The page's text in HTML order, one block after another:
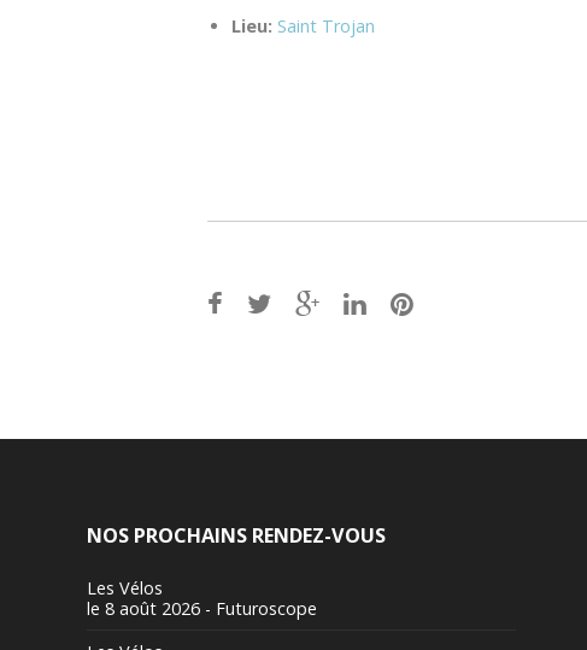
Lieu: Saint Trojan
NOS PROCHAINS RENDEZ-VOUS
Les Vélos
le 8 août 2026 - Futuroscope